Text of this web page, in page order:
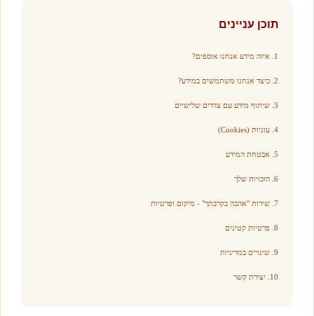
תוכן עניינים
1. איזה מידע אנחנו אוספים?
2. כיצד אנחנו משתמשים במידע?
3. שיתוף מידע עם צדדים שלישיים
4. עוגיות (Cookies)
5. אבטחת המידע
6. הזכויות שלך
7. שירות "אהבה בקרבתך" - מיקום ופרטיות
8. פרטיות קטינים
9. שינויים במדיניות
10. יצירת קשר